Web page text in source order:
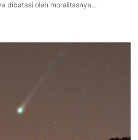
dibatasi oleh moralitasnya…